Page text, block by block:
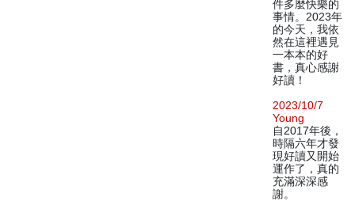
件多麼快樂的
事情。2023年
的今天，我依
然在這裡遇見
一本本的好
書，真心感謝
好讀！
2023/10/7
Young
自2017年後，
時隔六年才發
現好讀又開始
運作了，真的
充滿深深感
謝。